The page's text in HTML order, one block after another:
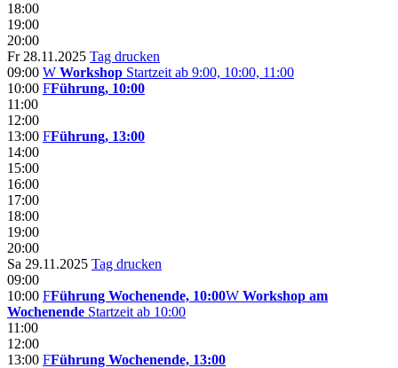
18:00
19:00
20:00
Fr 28.11.2025 Tag drucken
09:00 W Workshop Startzeit ab 9:00, 10:00, 11:00
10:00 FFührung, 10:00
11:00
12:00
13:00 FFührung, 13:00
14:00
15:00
16:00
17:00
18:00
19:00
20:00
Sa 29.11.2025 Tag drucken
09:00
10:00 FFührung Wochenende, 10:00W Workshop am
Wochenende Startzeit ab 10:00
11:00
12:00
13:00 FFührung Wochenende, 13:00